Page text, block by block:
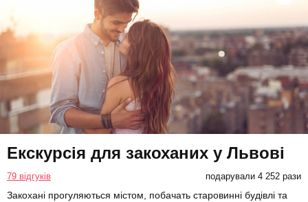
Екскурсія для закоханих у Львові
79 відгуків подарували 4 252 рази
Закохані прогуляються містом, побачать старовинні будівлі та